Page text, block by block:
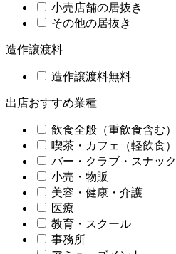
小売店舗の居抜き
その他の居抜き
造作譲渡料
造作譲渡料無料
出店おすすめ業種
飲食全般（重飲食含む）
喫茶・カフェ（軽飲食）
バー・クラブ・スナック
小売・物販
美容・健康・介護
医療
教育・スクール
事務所